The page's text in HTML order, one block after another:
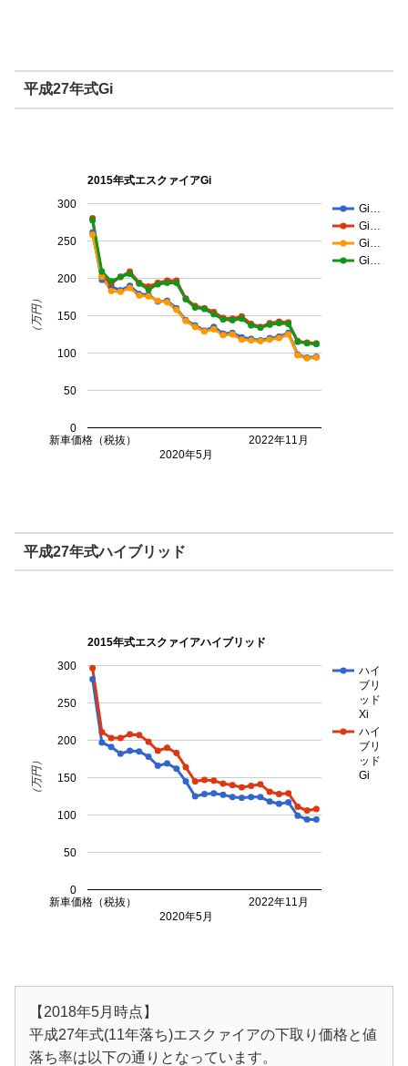
平成27年式Gi
2015年式エスクァイアGi
Gi…
Gi…
Gi…
Gi…
新車価格（税抜）
2020年5月
2022年11月
0
50
100
150
200
250
300
（万円）
平成27年式ハイブリッド
2015年式エスクァイアハイブリッド
ハイ
ブリ
ッド
Xi
ハイ
ブリ
ッド
Gi
新車価格（税抜）
2020年5月
2022年11月
0
50
100
150
200
250
300
（万円）
【2018年5月時点】
平成27年式(11年落ち)エスクァイアの下取り価格と値
落ち率は以下の通りとなっています。